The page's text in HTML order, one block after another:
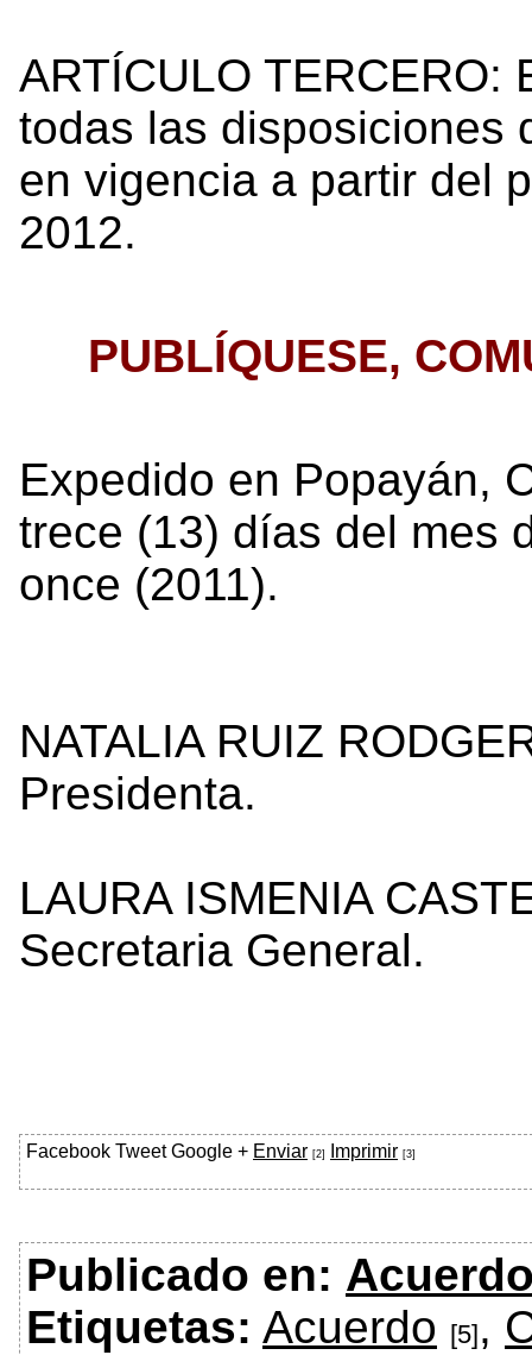
ARTÍCULO TERCERO:
todas las disposiciones
en vigencia a partir del
2012.
PUBLÍQUESE,
Expedido en Popayán,
trece (13) días del mes
once (2011).
NATALIA RUIZ
Presidenta.
LAURA ISMENIA
Secretaria General.
Facebook Tweet Google + Enviar [2] Imprimir [3]
Publicado en:
Etiquetas: Acuerdo [5],